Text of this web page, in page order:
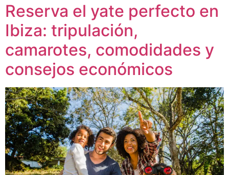
Reserva el yate perfecto en
Ibiza: tripulación,
camarotes, comodidades y
consejos económicos